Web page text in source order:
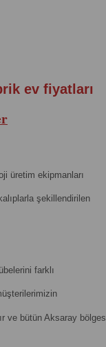
ev fiyatları
üretim ekipmanları
şekillendirilen
farklı
ve bütün Aksaray